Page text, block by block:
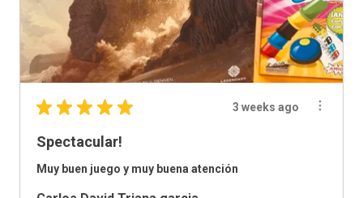
★ ★ ★ ★ ★ 3 weeks ago
Spectacular!
Muy buen juego y muy buena atención